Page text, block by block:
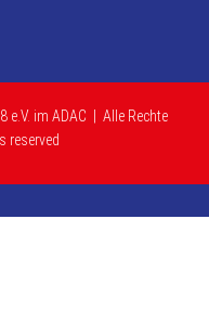
e.V. im ADAC | Alle Rechte
reserved